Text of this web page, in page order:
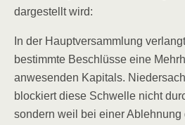
dargestellt wird:
In der Hauptversammlung
bestimmte Beschlüsse eine
anwesenden Kapitals.
blockiert diese Schwelle nicht
sondern weil bei einer Ablehnung